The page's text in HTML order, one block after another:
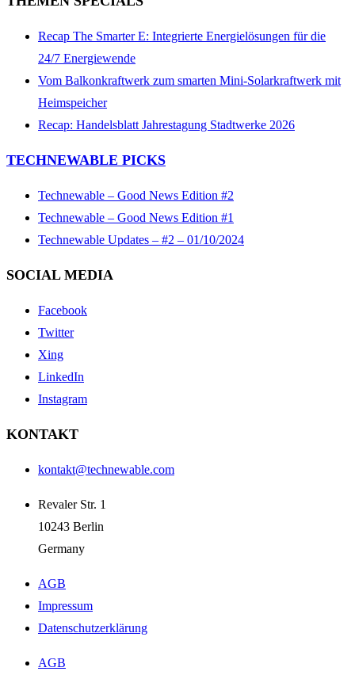
Recap The Smarter E: Integrierte Energielösungen für die
24/7 Energiewende
Vom Balkonkraftwerk zum smarten Mini-Solarkraftwerk mit
Heimspeicher
Recap: Handelsblatt Jahrestagung Stadtwerke 2026
TECHNEWABLE PICKS
Technewable – Good News Edition #2
Technewable – Good News Edition #1
Technewable Updates – #2 – 01/10/2024
SOCIAL MEDIA
Facebook
Twitter
Xing
LinkedIn
Instagram
KONTAKT
kontakt@technewable.com
Revaler Str. 1
10243 Berlin
Germany
AGB
Impressum
Datenschutzerklärung
AGB